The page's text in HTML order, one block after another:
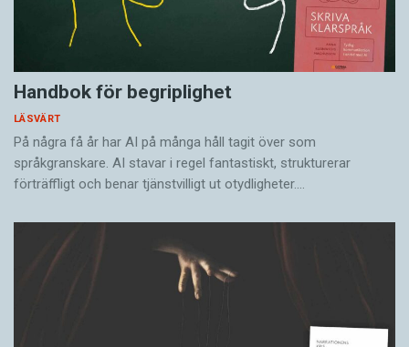
Handbok för begriplighet
LÄSVÄRT
På några få år har AI på många håll tagit över som
språkgranskare. AI stavar i regel fantastiskt, strukturerar
förträffligt och benar tjänstvilligt ut otydligheter.…